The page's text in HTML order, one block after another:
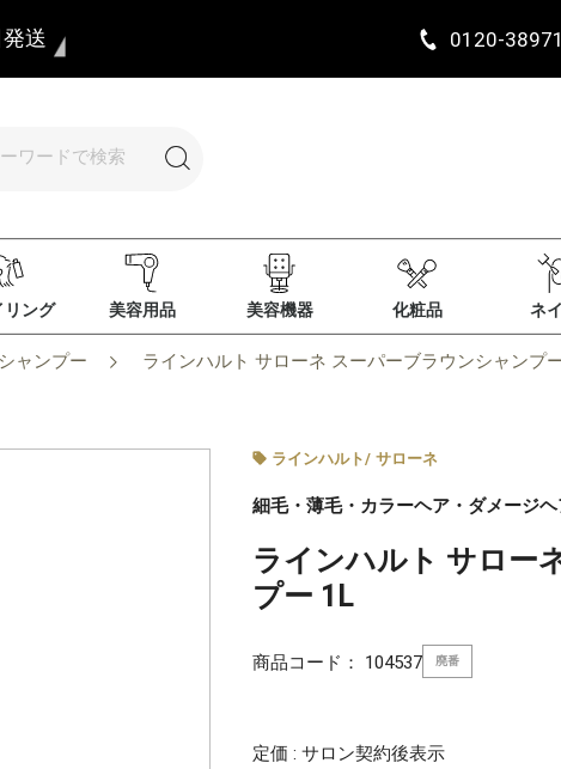
送 0120-
リング 美容用品 美容機器 化粧品 ネ
ャンプー ラインハルト サローネ スーパーブラウンシャンプ
ラインハルト/ サローネ
細毛・薄毛・カラーヘア・ダメージ
ラインハルト サロー
プー 1L
商品コード： 104537 廃番
定価 : サロン契約後表示